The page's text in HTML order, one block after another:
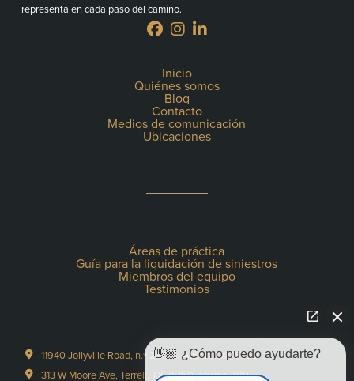
representa en cada paso del camino.
Inicio
Quiénes somos
Blog
Contacto
Medios de comunicación
Ubicaciones
Áreas de práctica
Guía para la liquidación de siniestros
Miembros del equipo
Testimonios
11940 Jollyville Road, n.º 220-S, Austin, TX 78759
313 W Moore Ave, Terrell, TX 75160, oficina 200
👋🏼 ¿Cómo puedo ayudarte?